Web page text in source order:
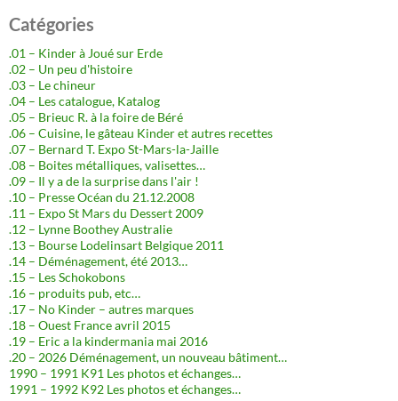
Catégories
.01 – Kinder à Joué sur Erde
.02 – Un peu d'histoire
.03 – Le chineur
.04 – Les catalogue, Katalog
.05 – Brieuc R. à la foire de Béré
.06 – Cuisine, le gâteau Kinder et autres recettes
.07 – Bernard T. Expo St-Mars-la-Jaille
.08 – Boites métalliques, valisettes…
.09 – Il y a de la surprise dans l'air !
.10 – Presse Océan du 21.12.2008
.11 – Expo St Mars du Dessert 2009
.12 – Lynne Boothey Australie
.13 – Bourse Lodelinsart Belgique 2011
.14 – Déménagement, été 2013…
.15 – Les Schokobons
.16 – produits pub, etc…
.17 – No Kinder – autres marques
.18 – Ouest France avril 2015
.19 – Eric a la kindermania mai 2016
.20 – 2026 Déménagement, un nouveau bâtiment…
1990 – 1991 K91 Les photos et échanges…
1991 – 1992 K92 Les photos et échanges…